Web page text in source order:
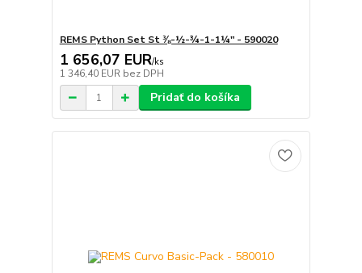
REMS Python Set St ⅜-½-¾-1-1¼" - 590020
1 656,07 EUR/ks
1 346,40 EUR bez DPH
Pridať do košíka